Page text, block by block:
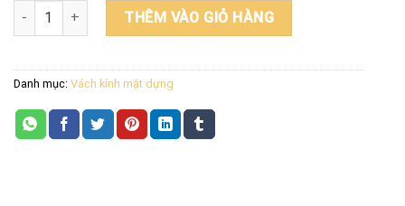
Vách mặt dựng nhôm Hyundai số lượng
THÊM VÀO GIỎ HÀNG
Danh mục: Vách kính mặt dựng